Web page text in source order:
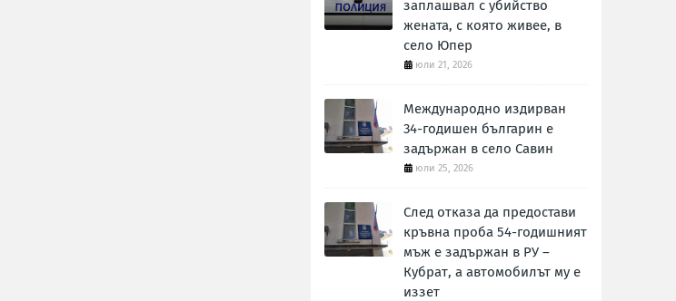
заплашвал с убийство
жената, с която живее, в
село Юпер
юли 21, 2026
Международно издирван
34-годишен българин е
задържан в село Савин
юли 25, 2026
След отказа да предостави
кръвна проба 54-годишният
мъж е задържан в РУ –
Кубрат, а автомобилът му е
иззет